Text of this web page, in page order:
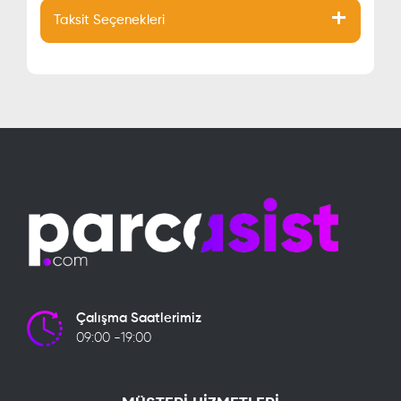
Taksit Seçenekleri
Çalışma Saatlerimiz
09:00 -19:00